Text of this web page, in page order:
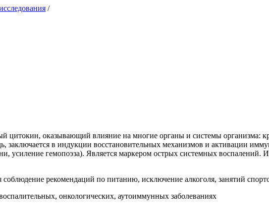
/
цитокин, оказывающий влияние на многие органы и системы организма:
заключается в индукции восстановительных механизмов и активации
усиление гемопоэза). Является маркером острых системных
соблюдение рекомендаций по питанию, исключение алкоголя, занятий
онкологических, аутоиммунных заболеваниях